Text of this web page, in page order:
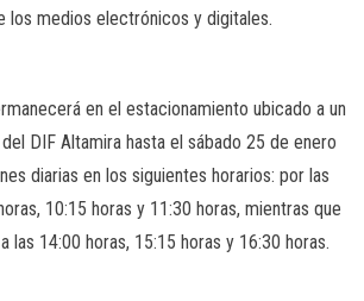
los medios electrónicos y digitales.
en el estacionamiento ubicado a un
DIF Altamira hasta el sábado 25 de enero
diarias en los siguientes horarios: por las
10:15 horas y 11:30 horas, mientras que
las 14:00 horas, 15:15 horas y 16:30 horas.